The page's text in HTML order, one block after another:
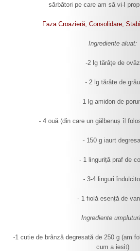
sărbători pe care am să vi-l
Faza Croazieră, Consolidare,
Ingrediente aluat:
-2 lg tărâțe de ovăz
- 2 lg tărâțe de grâu
- 1 lg amidon de
- 4 ouă (din care un gălbenuș îl
- 150 g iaurt
- 1 linguriță praf de
- 3-4 linguri
- 1 fiolă esență de
Ingrediente
-1 cutie de brânză degresată de 250 g (am
cum a iesit)